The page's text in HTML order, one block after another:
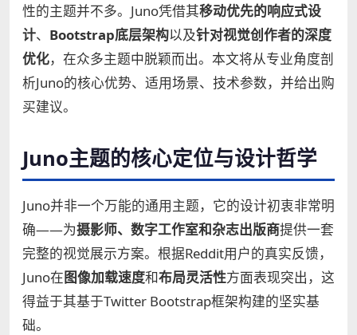
性的主题并不多。Juno凭借其移动优先的响应式设
计、 Bootstrap底层架构以及针对视觉创作者的深度
优化，在众多主题中脱颖而出。本文将从专业角度剖
析Juno的核心优势、适用场景、技术参数，并给出购
买建议。
Juno主题的核心定位与设计哲学
Juno并非一个万能的通用主题，它的设计初衷非常明
确——为摄影师、数字工作室和杂志出版商提供一套
完整的视觉展示方案。根据Reddit用户的真实反馈，
Juno在图像加载速度和布局灵活性方面表现突出，这
得益于其基于Twitter Bootstrap框架构建的坚实基
础。